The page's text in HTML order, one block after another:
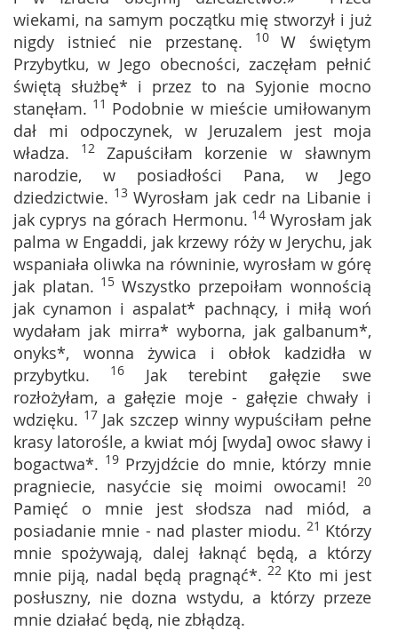
wiekami, na samym początku mię stworzył i już
nigdy istnieć nie przestanę. 10W świętym
Przybytku, w Jego obecności, zaczęłam pełnić
świętą służbę* i przez to na Syjonie mocno
stanęłam. 11 Podobnie w mieście umiłowanym
dał mi odpoczynek, w Jeruzalem jest moja
władza. 12 Zapuściłam korzenie w sławnym
narodzie, w posiadłości Pana, w Jego
dziedzictwie. 13 Wyrosłam jak cedr na Libanie i
jak cyprys na górach Hermonu. 14 Wyrosłam jak
palma w Engaddi, jak krzewy róży w Jerychu, jak
wspaniała oliwka na równinie, wyrosłam w górę
jak platan. 15 Wszystko przepoiłam wonnością
jak cynamon i aspalat* pachnący, i miłą woń
wydałam jak mirra* wyborna, jak galbanum*,
onyks*, wonna żywica i obłok kadzidła w
przybytku. 16 Jak terebint gałęzie swe
rozłożyłam, a gałęzie moje - gałęzie chwały i
wdzięku. 17 Jak szczep winny wypuściłam pełne
krasy latorośle, a kwiat mój [wyda] owoc sławy i
bogactwa*. 19 Przyjdźcie do mnie, którzy mnie
pragniecie, nasyćcie się moimi owocami! 20
Pamięć o mnie jest słodsza nad miód, a
posiadanie mnie - nad plaster miodu. 21 Którzy
mnie spożywają, dalej łaknąć będą, a którzy
mnie piją, nadal będą pragnąć*. 22 Kto mi jest
posłuszny, nie dozna wstydu, a którzy przeze
mnie działać będą, nie zbłądzą.